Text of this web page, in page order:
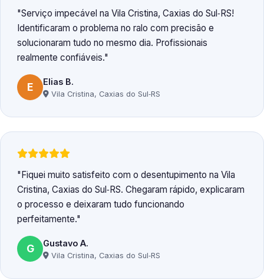
Serviço impecável na Vila Cristina, Caxias do Sul‑RS!
Identificaram o problema no ralo com precisão e
solucionaram tudo no mesmo dia. Profissionais
realmente confiáveis.
E Elias B.
Vila Cristina, Caxias do Sul‑RS
Fiquei muito satisfeito com o desentupimento na Vila
Cristina, Caxias do Sul‑RS. Chegaram rápido, explicaram
o processo e deixaram tudo funcionando
perfeitamente.
G Gustavo A.
Vila Cristina, Caxias do Sul‑RS